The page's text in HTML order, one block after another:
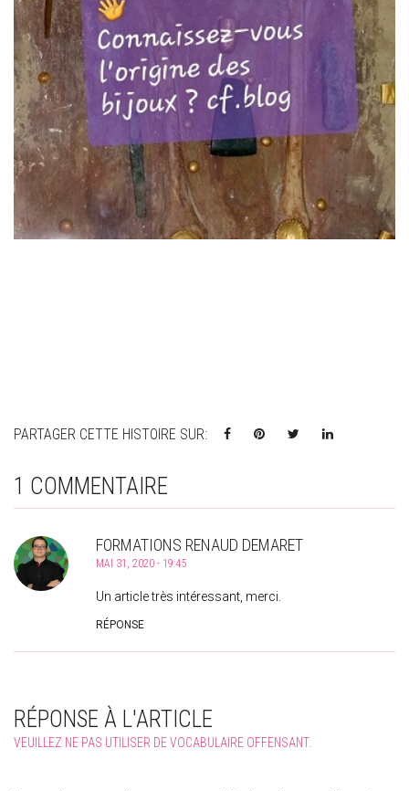
PARTAGER CETTE HISTOIRE SUR:
1 COMMENTAIRE
FORMATIONS RENAUD DEMARET
MAI 31, 2020 - 19:45
Un article très intéressant, merci.
RÉPONSE
RÉPONSE À L'ARTICLE
VEUILLEZ NE PAS UTILISER DE VOCABULAIRE OFFENSANT.